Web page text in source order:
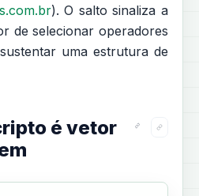
). O salto sinaliza a
de selecionar operadores
uma estrutura de
é vetor